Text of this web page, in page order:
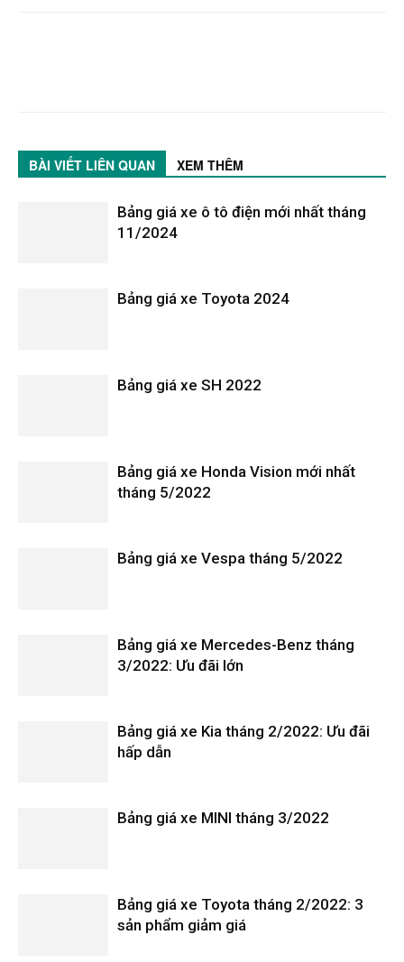
BÀI VIẾT LIÊN QUAN XEM THÊM
Bảng giá xe ô tô điện mới nhất tháng
11/2024
Bảng giá xe Toyota 2024
Bảng giá xe SH 2022
Bảng giá xe Honda Vision mới nhất
tháng 5/2022
Bảng giá xe Vespa tháng 5/2022
Bảng giá xe Mercedes-Benz tháng
3/2022: Ưu đãi lớn
Bảng giá xe Kia tháng 2/2022: Ưu đãi
hấp dẫn
Bảng giá xe MINI tháng 3/2022
Bảng giá xe Toyota tháng 2/2022: 3
sản phẩm giảm giá